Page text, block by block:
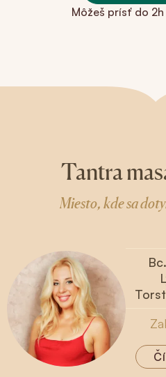
Môžeš prísť do
Tantra
Miesto, kde sa